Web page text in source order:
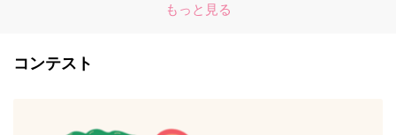
もっと見る
コンテスト